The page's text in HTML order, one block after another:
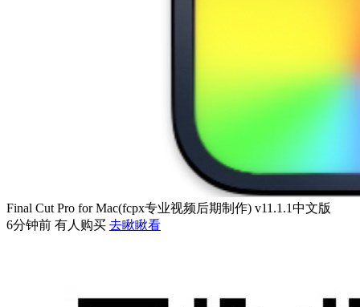
Final Cut Pro for Mac(fcpx专业视频后期制作) v11.1.1中文版
6分钟前 有人购买 去瞅瞅看